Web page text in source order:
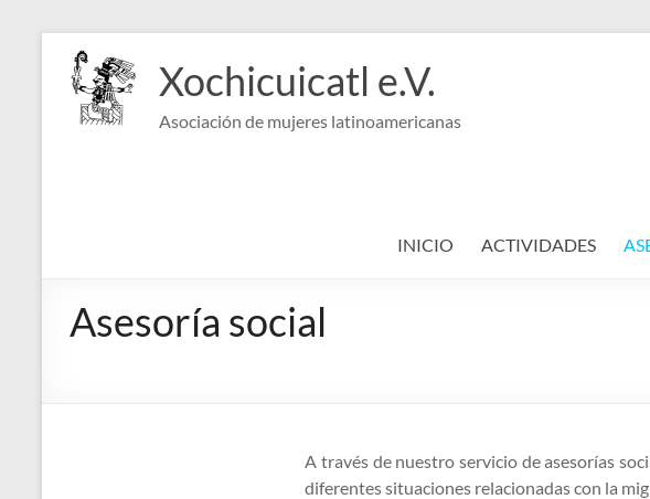
contenido
Xochicuicatl e.V.
Asociación de mujeres latinoamericanas
INICIO ACTIVIDADES
Asesoría social
A través de nuestro servicio de asesorías
diferentes situaciones relacionadas con la